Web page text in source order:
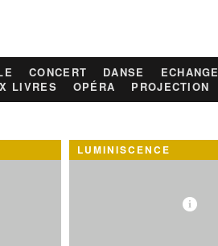
CONCERT DANSE ECHANGE
LIVRES OPÉRA PROJECTION
LUMINISCENCE